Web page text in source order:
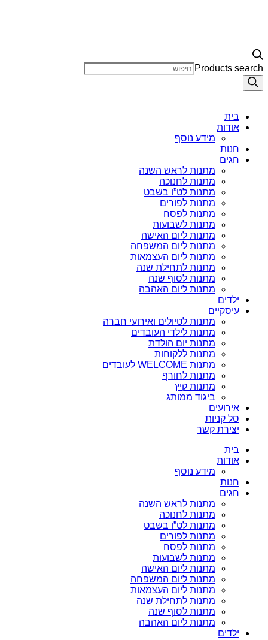
Products search
בית
אודות
מידע נוסף
חנות
חגים
מתנות לראש השנה
מתנות לחנוכה
מתנות לט”ו בשבט
מתנות לפורים
מתנות לפסח
מתנות לשבועות
מתנות ליום האישה
מתנות ליום המשפחה
מתנות ליום העצמאות
מתנות לתחילת שנה
מתנות לסוף שנה
מתנות ליום האהבה
ילדים
עיסקיים
מתנות לטיולים ואירועי חברה
מתנות לילדי העובדים
מתנות יום הולדת
מתנות ללקוחות
מתנות WELCOME לעובדים
מתנות לחורף
מתנות קיץ
ביגוד ממותג
אירועים
סל קניות
יצירת קשר
בית
אודות
מידע נוסף
חנות
חגים
מתנות לראש השנה
מתנות לחנוכה
מתנות לט”ו בשבט
מתנות לפורים
מתנות לפסח
מתנות לשבועות
מתנות ליום האישה
מתנות ליום המשפחה
מתנות ליום העצמאות
מתנות לתחילת שנה
מתנות לסוף שנה
מתנות ליום האהבה
ילדים